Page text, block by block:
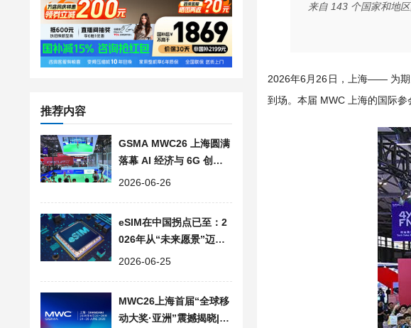
推荐内容
GSMA MWC26 上海圆满
落幕 AI 经济与 6G 创新
受到全球参会者瞩目
2026-06-26
eSIM在中国拐点已至：2
026年从“未来愿景”迈入
“规模落地”
2026-06-25
MWC26上海首届“全球移
动大奖·亚洲”震撼揭晓|上
来自 143 个国家和地
2026年6月26日，上海—— 为期
到场。本届 MWC 上海的国际参